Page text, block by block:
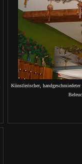
Künstlerischer,